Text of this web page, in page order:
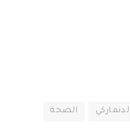
الدنماركي الصحة